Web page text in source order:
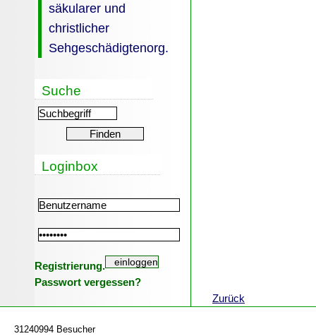
säkularer und
christlicher
Sehgeschädigtenorg.
Suche
Loginbox
Registrierung.
Passwort vergessen?
Zurück
31240994 Besucher